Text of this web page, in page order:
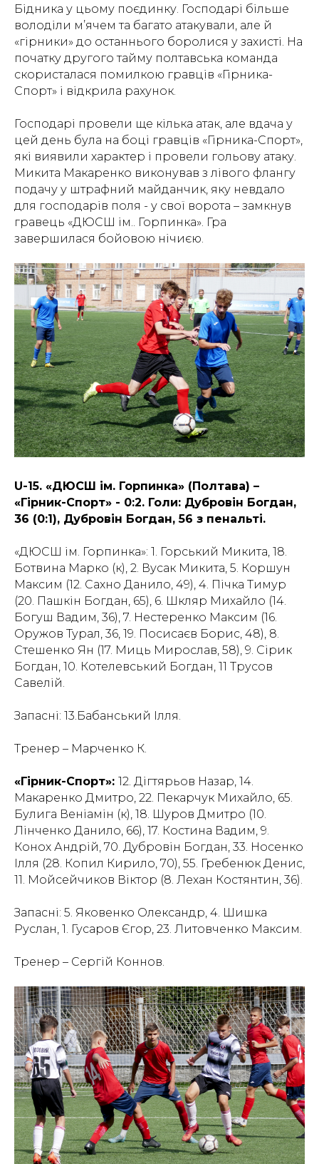
Бідника у цьому поєдинку. Господарі більше
володіли м’ячем та багато атакували, але й
«гірники» до останнього боролися у захисті. На
початку другого тайму полтавська команда
скористалася помилкою гравців «Гірника-
Спорт» і відкрила рахунок.
Господарі провели ще кілька атак, але вдача у
цей день була на боці гравців «Гірника-Спорт»,
які виявили характер і провели гольову атаку.
Микита Макаренко виконував з лівого флангу
подачу у штрафний майданчик, яку невдало
для господарів поля - у свої ворота – замкнув
гравець «ДЮСШ ім.. Горпинка». Гра
завершилася бойовою нічиєю.
U-15. «ДЮСШ ім. Горпинка» (Полтава) –
«Гірник-Спорт» - 0:2. Голи: Дубровін Богдан,
36 (0:1), Дубровін Богдан, 56 з пенальті.
«ДЮСШ ім. Горпинка»: 1. Горський Микита, 18.
Ботвина Марко (к), 2. Вусак Микита, 5. Коршун
Максим (12. Сахно Данило, 49), 4. Пічка Тимур
(20. Пашкін Богдан, 65), 6. Шкляр Михайло (14.
Богуш Вадим, 36), 7. Нестеренко Максим (16.
Оружов Турал, 36, 19. Посисаєв Борис, 48), 8.
Стешенко Ян (17. Миць Мирослав, 58), 9. Сірик
Богдан, 10. Котелевський Богдан, 11 Трусов
Савелій.
Запасні: 13.Бабанський Ілля.
Тренер – Марченко К.
«Гірник-Спорт»: 12. Дігтярьов Назар, 14.
Макаренко Дмитро, 22. Пекарчук Михайло, 65.
Булига Веніамін (к), 18. Шуров Дмитро (10.
Лінченко Данило, 66), 17. Костина Вадим, 9.
Конох Андрій, 70. Дубровін Богдан, 33. Носенко
Ілля (28. Копил Кирило, 70), 55. Гребенюк Денис,
11. Мойсейчиков Віктор (8. Лехан Костянтин, 36).
Запасні: 5. Яковенко Олександр, 4. Шишка
Руслан, 1. Гусаров Єгор, 23. Литовченко Максим.
Тренер – Сергій Коннов.